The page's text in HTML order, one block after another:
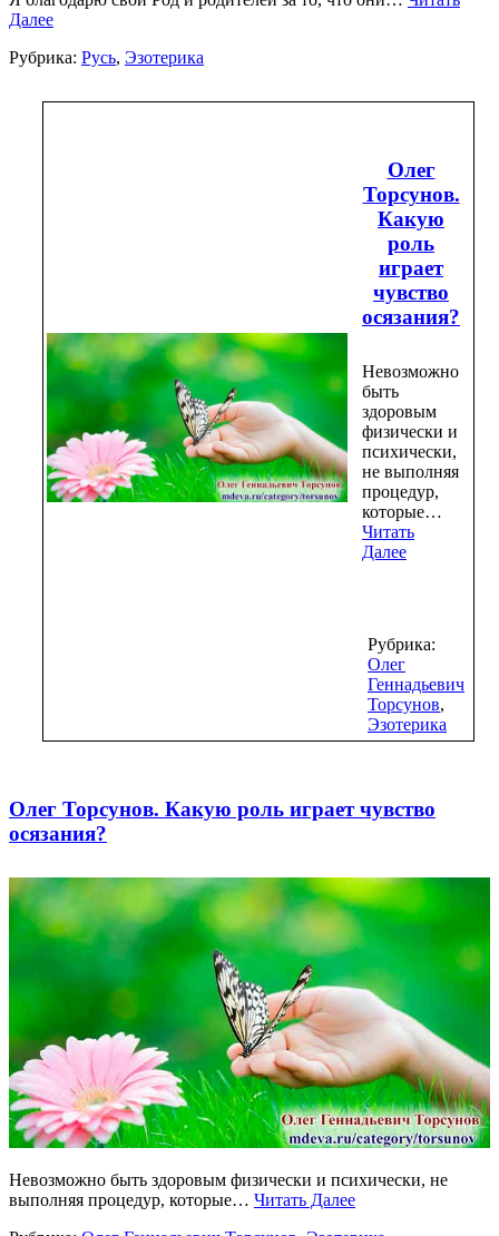
Далее
Рубрика: Русь, Эзотерика
Олег
Торсунов.
Какую
роль
играет
чувство
осязания?​
Невозможно
быть
здоровым
физически и
психически,
не выполняя
процедур,
которые…
Читать
Далее
Рубрика:
Олег
Геннадьевич
Торсунов,
Эзотерика
Олег Торсунов. Какую роль играет чувство
осязания?​
Невозможно быть здоровым физически и психически, не
выполняя процедур, которые… Читать Далее